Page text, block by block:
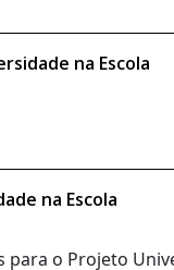
na Escola
na Escola
o Projeto